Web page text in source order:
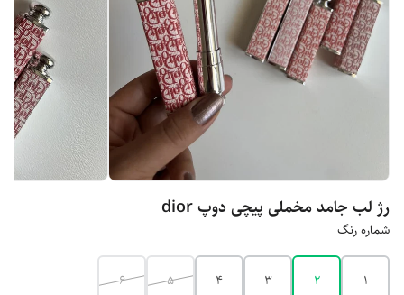
رژ لب جامد مخملی پیچی دوپ dior
شماره رنگ
1
2
3
4
5
6